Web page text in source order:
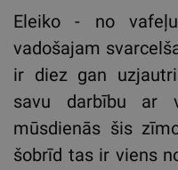
Eleiko - no
vadošajam
ir diez gan
savu darbību ar
mūsdienās šis
šobrīd tas ir viens